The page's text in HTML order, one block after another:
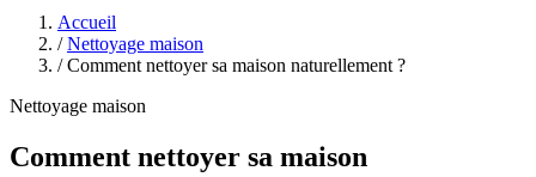
Accueil
/ Nettoyage maison
/ Comment nettoyer sa maison naturellement ?
Nettoyage maison
Comment nettoyer sa maison